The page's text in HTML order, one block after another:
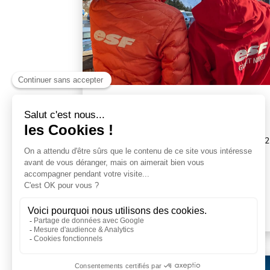
Guzet 1500 (Prat Mataou) — Vente de
forfaits initiations uniquement (journée et 1/2
journées)
05 61 96 02 76